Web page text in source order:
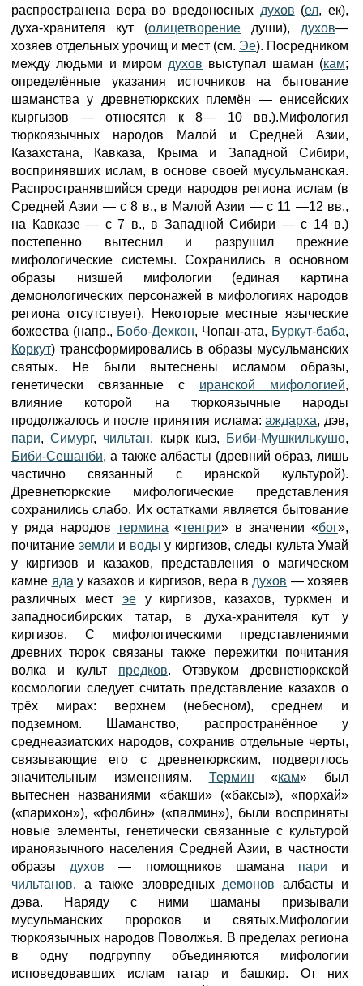
распространена вера во вредоносных духов (ел, ек),
духа-хранителя кут (олицетворение души), духов—
хозяев отдельных урочищ и мест (см. Эе). Посредником
между людьми и миром духов выступал шаман (кам;
определённые указания источников на бытование
шаманства у древнетюркских племён — енисейских
кыргызов — относятся к 8— 10 вв.).Мифология
тюркоязычных народов Малой и Средней Азии,
Казахстана, Кавказа, Крыма и Западной Сибири,
воспринявших ислам, в основе своей мусульманская.
Распространявшийся среди народов региона ислам (в
Средней Азии — с 8 в., в Малой Азии — с 11 —12 вв.,
на Кавказе — с 7 в., в Западной Сибири — с 14 в.)
постепенно вытеснил и разрушил прежние
мифологические системы. Сохранились в основном
образы низшей мифологии (единая картина
демонологических персонажей в мифологиях народов
региона отсутствует). Некоторые местные языческие
божества (напр., Бобо-Дехкон, Чопан-ата, Буркут-баба,
Коркут) трансформировались в образы мусульманских
святых. Не были вытеснены исламом образы,
генетически связанные с иранской мифологией,
влияние которой на тюркоязычные народы
продолжалось и после принятия ислама:аждарха, дэв,
пари,Симург, чильтан, кырк кыз, Биби-Мушкилькушо,
Биби-Сешанби, а также албасты (древний образ, лишь
частично связанный с иранской культурой).
Древнетюркские мифологические представления
сохранились слабо. Их остатками является бытование
у ряда народов термина «тенгри» в значении «бог»,
почитание земли и воды у киргизов, следы культа Умай
у киргизов и казахов, представления о магическом
камне яда у казахов и киргизов, вера в духов — хозяев
различных мест эеу киргизов, казахов, туркмен и
западносибирских татар, в духа-хранителя кут у
киргизов. С мифологическими представлениями
древних тюрок связаны также пережитки почитания
волка и культ предков. Отзвуком древнетюркской
космологии следует считать представление казахов о
трёх мирах: верхнем (небесном), среднем и
подземном. Шаманство, распространённое у
среднеазиатских народов, сохранив отдельные черты,
связывающие его с древнетюркским, подверглось
значительным изменениям. Термин «кам» был
вытеснен названиями «бакши» («баксы»), «порхай»
(«парихон»), «фолбин» («палмин»), были восприняты
новые элементы, генетически связанные с культурой
ираноязычного населения Средней Азии, в частности
образы духов — помощников шамана пари и
чильтанов, а также зловредных демонов албасты и
дэва. Наряду с ними шаманы призывали
мусульманских пророков и святых.Мифологии
тюркоязычных народов Поволжья. В пределах региона
в одну подгруппу объединяются мифологии
исповедовавших ислам татар и башкир. От них